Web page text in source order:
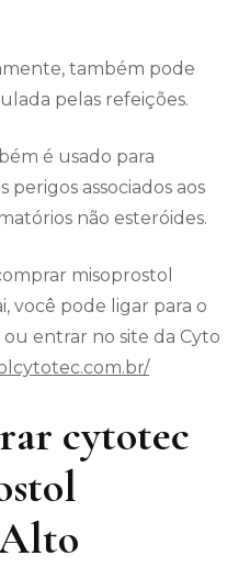
também pode
pelas refeições.
é usado para
associados aos
não esteróides.
misoprostol
você pode ligar para o
ou entrar no site da Cyto
cytotec